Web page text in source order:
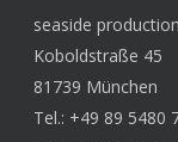
seaside
Koboldstraße 45
81739 München
Tel.: +49 89 5480